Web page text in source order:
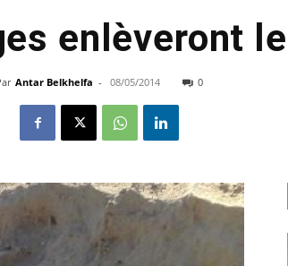
enlèveront
Antar Belkhelfa - 08/05/2014 0